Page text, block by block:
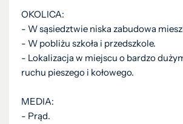
OKOLICA:
- W sąsiedztwie niska zabudowa
- W pobliżu szkoła i przedszkole.
- Lokalizacja w miejscu o bardzo
ruchu pieszego i kołowego.
MEDIA:
- Prąd.